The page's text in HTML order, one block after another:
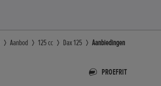
Aanbod 125 cc Dax 125 Aanbiedingen
PROEFRIT